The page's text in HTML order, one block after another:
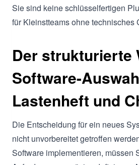
Sie sind keine schlüsselfertigen
für Kleinstteams ohne technisches
Der strukturierte
Software-
Lastenheft und
Die Entscheidung für ein neues
nicht unvorbereitet getroffen
Software implementieren, müssen